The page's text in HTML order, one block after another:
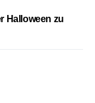
Halloween zu